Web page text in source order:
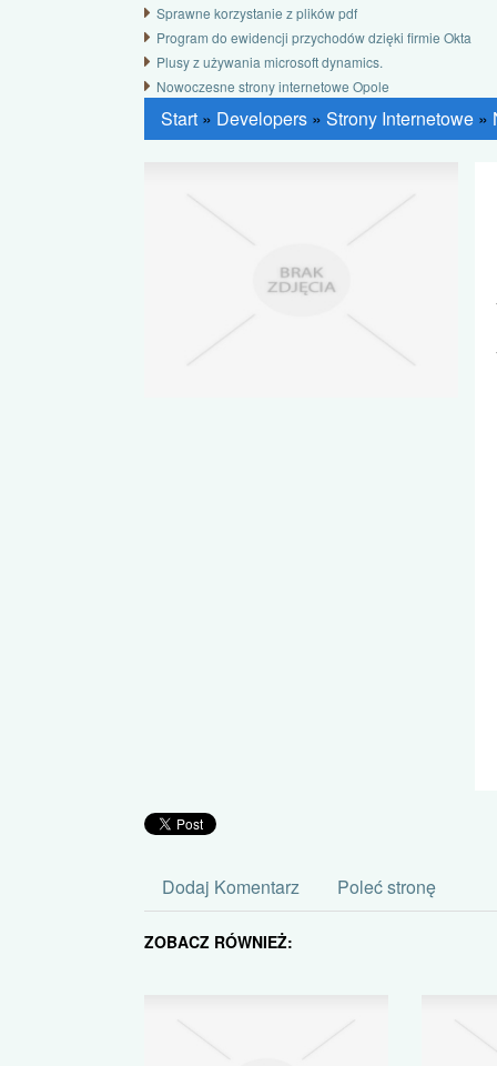
Sprawne korzystanie z plików pdf
Program do ewidencji przychodów dzięki firmie Okta
Plusy z używania microsoft dynamics.
Nowoczesne strony internetowe Opole
Start » Developers » Strony Internetowe »
Dodaj Komentarz Poleć stronę
ZOBACZ RÓWNIEŻ: